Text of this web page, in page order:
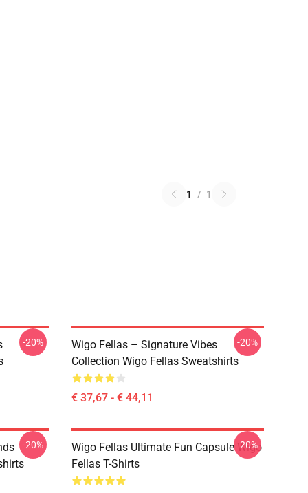
1 / 1
-20%
Wigo Fellas – Signature Vibes
Collection Wigo Fellas Sweatshirts
€ 37,67 - € 44,11
-20%
-20%
Wigo Fellas Ultimate Fun Capsule Wigo
Fellas T-Shirts
-20%